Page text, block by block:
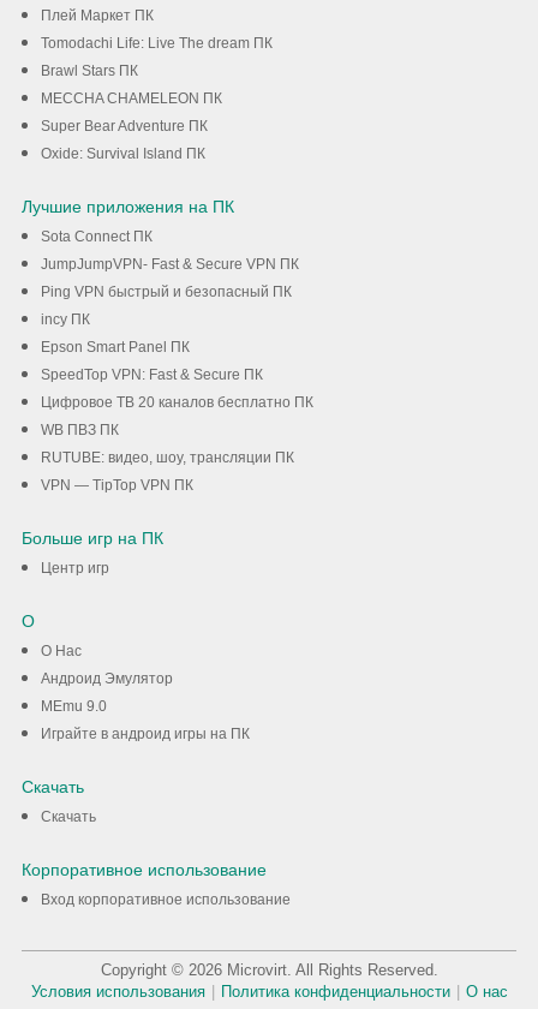
Плей Маркет ПК
Tomodachi Life: Live The dream ПК
Brawl Stars ПК
MECCHA CHAMELEON ПК
Super Bear Adventure ПК
Oxide: Survival Island ПК
Лучшие приложения на ПК
Sota Connect ПК
JumpJumpVPN- Fast & Secure VPN ПК
Ping VPN быстрый и безопасный ПК
incy ПК
Epson Smart Panel ПК
SpeedTop VPN: Fast & Secure ПК
Цифровое ТВ 20 каналов бесплатно ПК
WB ПВЗ ПК
RUTUBE: видео, шоу, трансляции ПК
VPN — TipTop VPN ПК
Больше игр на ПК
Центр игр
О
О Нас
Андроид Эмулятор
MEmu 9.0
Играйте в андроид игры на ПК
Скачать
Скачать
Корпоративное использование
Вход корпоративное использование
Copyright © 2026 Microvirt. All Rights Reserved.
Условия использования
Политика конфиденциальности О нас